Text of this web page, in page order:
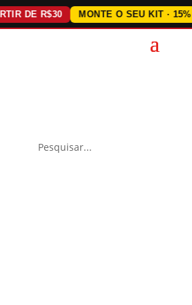
R$30 MONTE O SEU KIT · 15% OFF